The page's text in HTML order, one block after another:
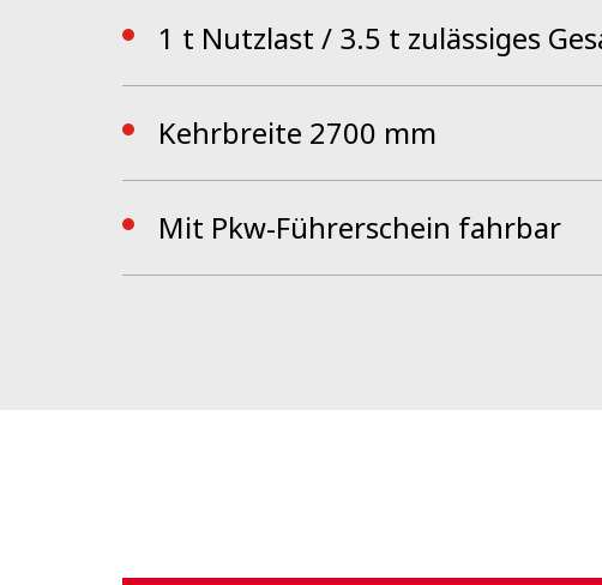
1 t Nutzlast / 3.5 t zulässiges
Kehrbreite 2700 mm
Mit Pkw-Führerschein fahrbar